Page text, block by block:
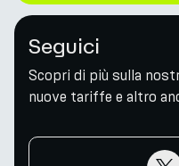
Seguici
Scopri di più sulla
nuove tariffe e altro